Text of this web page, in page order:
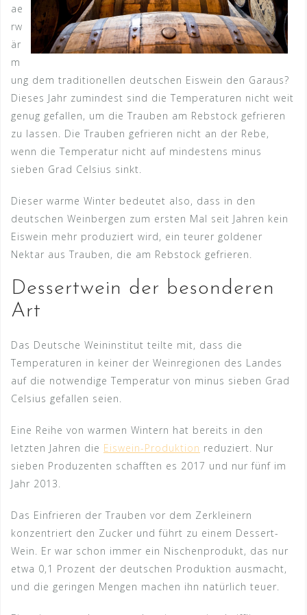
ae
rw
är
m
ung dem traditionellen deutschen Eiswein den Garaus?
Dieses Jahr zumindest sind die Temperaturen nicht weit
genug gefallen, um die Trauben am Rebstock gefrieren
zu lassen. Die Trauben gefrieren nicht an der Rebe,
wenn die Temperatur nicht auf mindestens minus
sieben Grad Celsius sinkt.
Dieser warme Winter bedeutet also, dass in den
deutschen Weinbergen zum ersten Mal seit Jahren kein
Eiswein mehr produziert wird, ein teurer goldener
Nektar aus Trauben, die am Rebstock gefrieren.
Dessertwein der besonderen
Art
Das Deutsche Weininstitut teilte mit, dass die
Temperaturen in keiner der Weinregionen des Landes
auf die notwendige Temperatur von minus sieben Grad
Celsius gefallen seien.
Eine Reihe von warmen Wintern hat bereits in den
letzten Jahren die Eiswein-Produktion reduziert. Nur
sieben Produzenten schafften es 2017 und nur fünf im
Jahr 2013.
Das Einfrieren der Trauben vor dem Zerkleinern
konzentriert den Zucker und führt zu einem Dessert-
Wein. Er war schon immer ein Nischenprodukt, das nur
etwa 0,1 Prozent der deutschen Produktion ausmacht,
und die geringen Mengen machen ihn natürlich teuer.